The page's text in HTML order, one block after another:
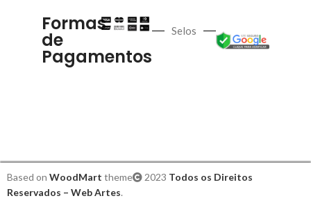
Formas
de
Pagamentos
Selos
Based on WoodMart theme 2023 Todos os Direitos
Reservados – Web Artes.